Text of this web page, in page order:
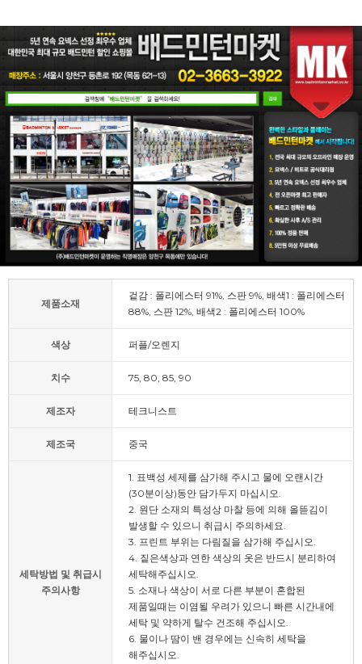
제품소재
겉감 : 폴리에스터 91%, 스판 9%, 배색1 : 폴리에스터
88%, 스판 12%, 배색2 : 폴리에스터 100%
색상 퍼플/오렌지
치수 75, 80, 85, 90
제조자 테크니스트
제조국 중국
세탁방법 및 취급시
주의사항
1. 표백성 세제를 삼가해 주시고 물에 오랜시간
(30분이상)동안 담가두지 마십시오.
2. 원단 소재의 특성상 마찰 등에 의해 올뜯김이
발생할 수 있으니 취급시 주의하세요.
3. 프린트 부위는 다림질을 삼가해 주십시오.
4. 짙은색상과 연한 색상의 옷은 반드시 분리하여
세탁해주십시오.
5. 소재나 색상이 서로 다른 부분이 혼합된
제품일때는 이염될 우려가 있으니 빠른 시간내에
세탁 및 약하게 탈수 건조해 주십시오.
6. 물이나 땀이 밴 경우에는 신속히 세탁을
해주십시오.